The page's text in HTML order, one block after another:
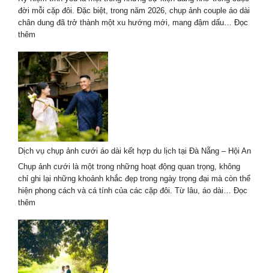
–
Trend
đời mỗi cặp đôi. Đặc biệt, trong năm 2026, chụp ảnh couple áo dài
chân dung đã trở thành một xu hướng mới, mang đậm dấu… Đọc
thêm
ảnh
couple
áo
dài
chân
dung
cho
dịp
kỷ
niệm
tình
yêu
Dịch vụ chụp ảnh cưới áo dài kết hợp du lịch tại Đà Nẵng – Hội An
Chụp ảnh cưới là một trong những hoạt động quan trọng, không
chỉ ghi lại những khoảnh khắc đẹp trong ngày trọng đại mà còn thể
hiện phong cách và cá tính của các cặp đôi. Từ lâu, áo dài… Đọc
thêm
vụ
chụp
ảnh
cưới